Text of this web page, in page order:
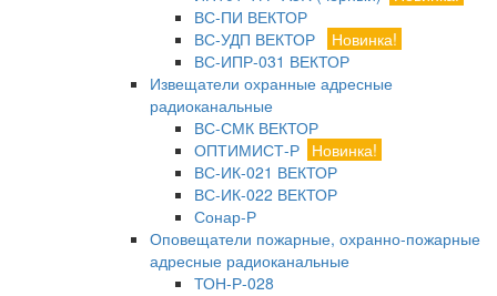
ВС-ПИ ВЕКТОР
ВС-УДП ВЕКТОР
Новинка!
ВС-ИПР-031 ВЕКТОР
Извещатели охранные адресные
радиоканальные
ВС-СМК ВЕКТОР
ОПТИМИСТ-Р Новинка!
ВС-ИК-021 ВЕКТОР
ВС-ИК-022 ВЕКТОР
Сонар-Р
Оповещатели пожарные, охранно-пожарные
адресные радиоканальные
ТОН-Р-028